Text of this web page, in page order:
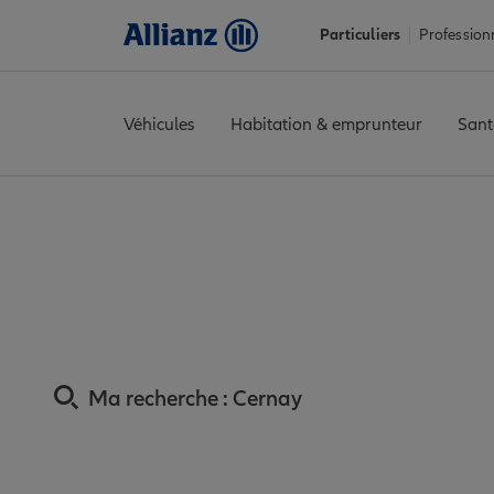
Particuliers
Véhicules Habitation & emprunteur
Ma recherche : Cernay